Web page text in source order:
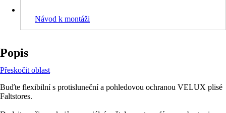
Návod k montáži
Popis
Přeskočit oblast
Buďte flexibilní s protisluneční a pohledovou ochranou VELUX plisé
Faltstores.